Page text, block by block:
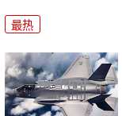
最热